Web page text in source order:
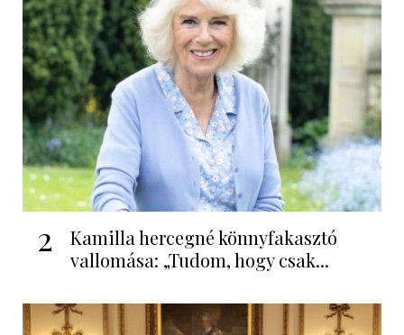
2
Kamilla hercegné könnyfakasztó
vallomása: „Tudom, hogy csak...